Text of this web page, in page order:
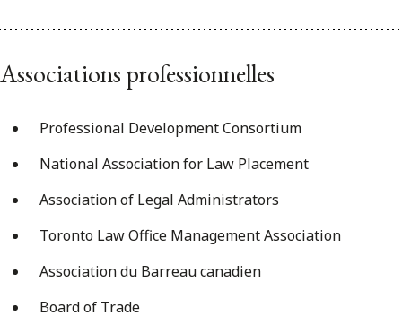
Associations professionnelles
Professional Development Consortium
National Association for Law Placement
Association of Legal Administrators
Toronto Law Office Management Association
Association du Barreau canadien
Board of Trade